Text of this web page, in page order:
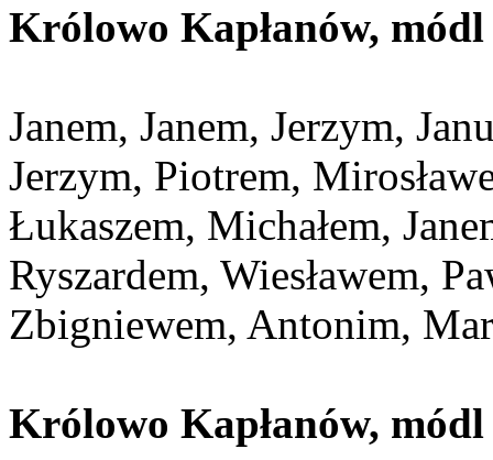
Królowo Kapłanów,
Janem, Janem, Jerzym,
Jerzym, Piotrem,
Łukaszem, Michałem,
Ryszardem, Wiesławem,
Zbigniewem, Antonim,
Królowo Kapłanów,